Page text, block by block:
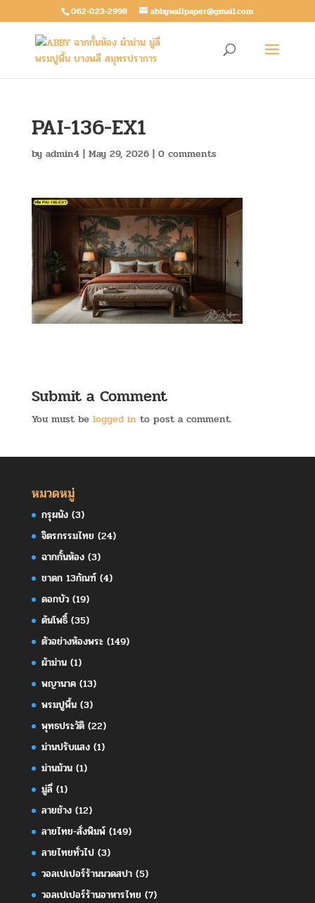
062-023-2998 abbywallpaper@gmail.com
PAI-136-EX1
by admin4| May 29, 2026| 0 comments
Submit a Comment
You must be logged into post a comment.
หมวดหมู่
กรุผนัง(3)
จิตรกรรมไทย (24)
ฉากกั้นห้อง(3)
ชาดก 13กัณฑ์(4)
ดอกบัว(19)
ต้นโพธิ์(35)
ตัวอย่างห้องพระ(149)
ผ้าม่าน(1)
พญานาค(13)
พรมปูพื้น(3)
พุทธประวัติ(22)
ม่านปรับแสง(1)
ม่านม้วน(1)
มู่ลี่(1)
ลายช้าง(12)
ลายไทย-สั่งพิมพ์(149)
ลายไทยทั่วไป(3)
วอลเปเปอร์ร้านนวดสปา(5)
วอลเปเปอร์ร้านอาหารไทย (7)